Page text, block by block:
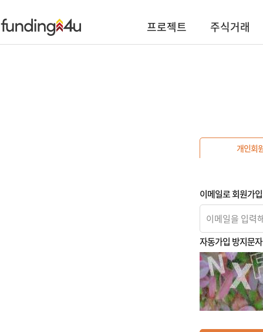
프로젝트 주식거래
개인회
이메일로 회원가입
자동가입 방지문자